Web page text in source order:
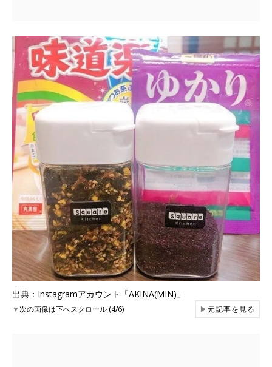
出典：Instagramアカウント「AKINA(MIN)」
▼次の画像は下へスクロール (4/6) ▶元記事を見る